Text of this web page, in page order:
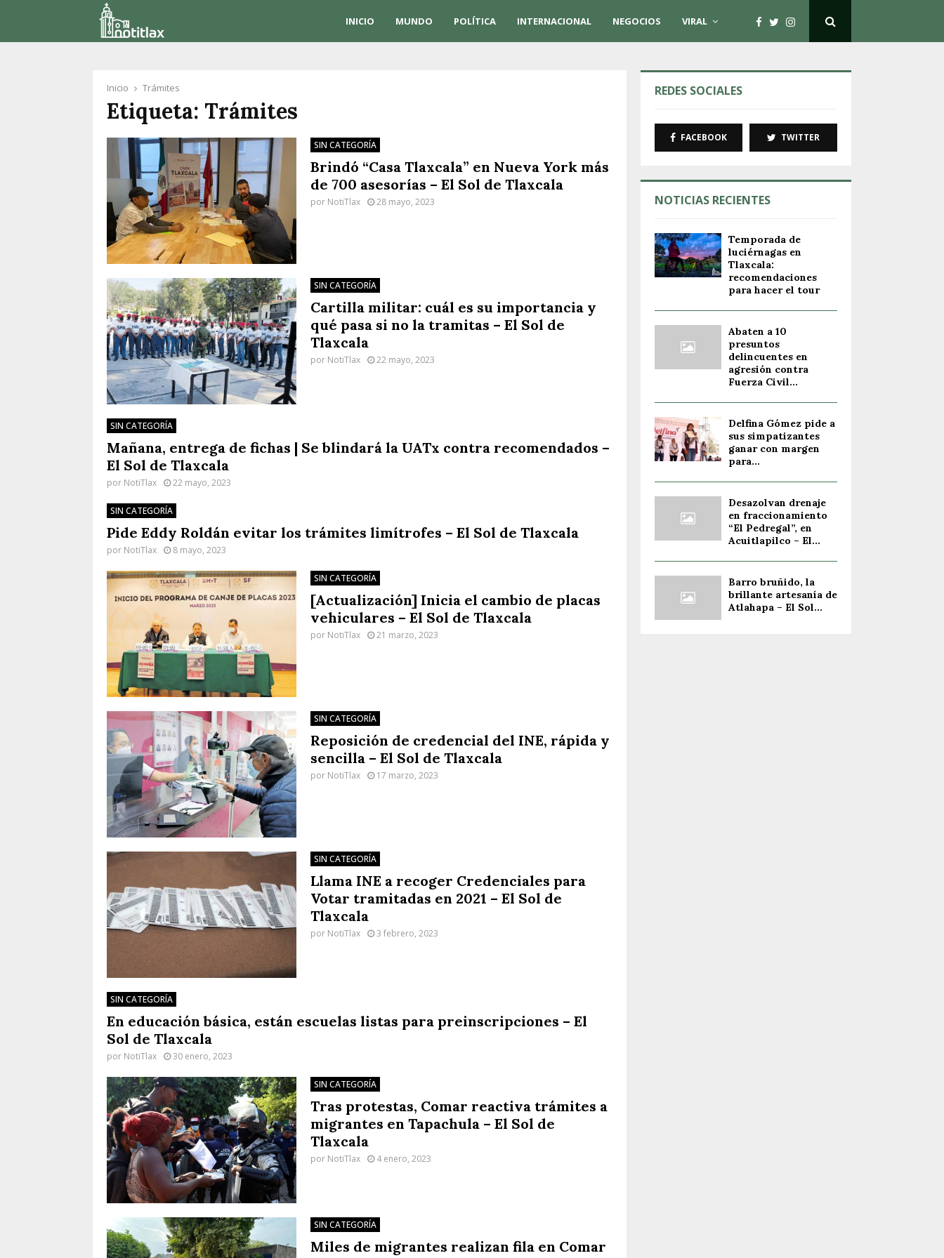
INICIO MUNDO POLÍTICA INTERNACIONAL NEGOCIOS VIRAL
Inicio Trámites
Etiqueta: Trámites
SIN CATEGORÍA
Brindó “Casa Tlaxcala” en Nueva York más
de 700 asesorías – El Sol de Tlaxcala
por NotiTlax 28 mayo, 2023
SIN CATEGORÍA
Cartilla militar: cuál es su importancia y
qué pasa si no la tramitas – El Sol de
Tlaxcala
por NotiTlax 22 mayo, 2023
SIN CATEGORÍA
Mañana, entrega de fichas | Se blindará la UATx contra recomendados –
El Sol de Tlaxcala
por NotiTlax 22 mayo, 2023
SIN CATEGORÍA
Pide Eddy Roldán evitar los trámites limítrofes – El Sol de Tlaxcala
por NotiTlax 8 mayo, 2023
SIN CATEGORÍA
[Actualización] Inicia el cambio de placas
vehiculares – El Sol de Tlaxcala
por NotiTlax 21 marzo, 2023
SIN CATEGORÍA
Reposición de credencial del INE, rápida y
sencilla – El Sol de Tlaxcala
por NotiTlax 17 marzo, 2023
SIN CATEGORÍA
Llama INE a recoger Credenciales para
Votar tramitadas en 2021 – El Sol de
Tlaxcala
por NotiTlax 3 febrero, 2023
SIN CATEGORÍA
En educación básica, están escuelas listas para preinscripciones – El
Sol de Tlaxcala
por NotiTlax 30 enero, 2023
SIN CATEGORÍA
Tras protestas, Comar reactiva trámites a
migrantes en Tapachula – El Sol de
Tlaxcala
por NotiTlax 4 enero, 2023
SIN CATEGORÍA
Miles de migrantes realizan fila en Comar
REDES SOCIALES
FACEBOOK TWITTER
NOTICIAS RECIENTES
Temporada de
luciérnagas en
Tlaxcala:
recomendaciones
para hacer el tour
Abaten a 10
presuntos
delincuentes en
agresión contra
Fuerza Civil...
Delfina Gómez pide a
sus simpatizantes
ganar con margen
para...
Desazolvan drenaje
en fraccionamiento
“El Pedregal”, en
Acuitlapilco – El...
Barro bruñido, la
brillante artesanía de
Atlahapa – El Sol...